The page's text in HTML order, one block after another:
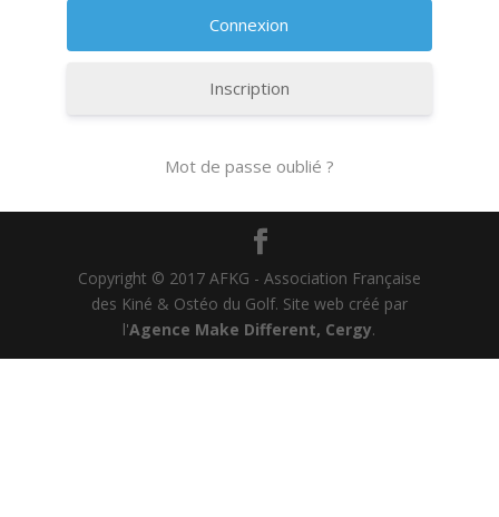
Inscription
Mot de passe oublié ?
Copyright © 2017 AFKG - Association Française
des Kiné & Ostéo du Golf. Site web créé par
l'Agence Make Different, Cergy.